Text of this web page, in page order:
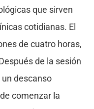
que sirven
cotidianas. El
de cuatro horas,
de la sesión
descanso
comenzar la